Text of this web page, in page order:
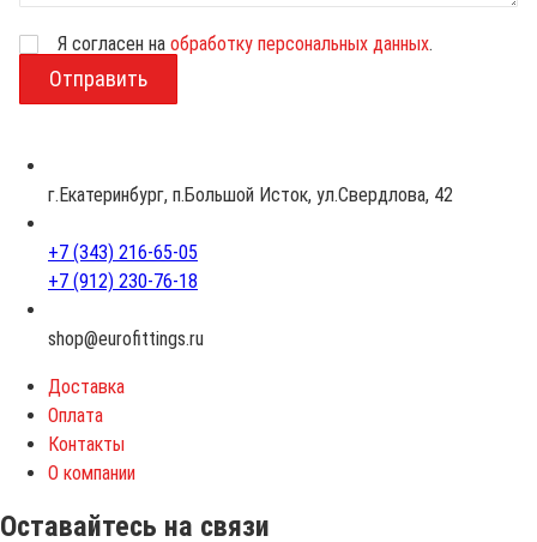
з
Я согласен на обработку персональных данных.
г.Екатеринбург, п.Большой Исток, ул.Свердлова, 42
+7 (343) 216-65-05
+7 (912) 230-76-18
shop@eurofittings.ru
Доставка
Оплата
Контакты
О компании
Оставайтесь на связи